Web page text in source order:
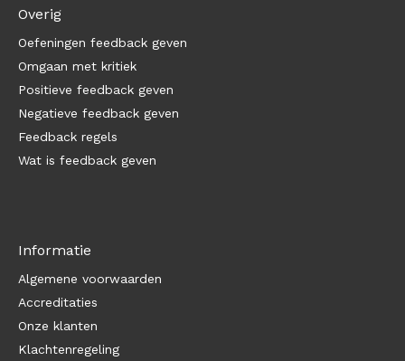
Overig
Oefeningen feedback geven
Omgaan met kritiek
Positieve feedback geven
Negatieve feedback geven
Feedback regels
Wat is feedback geven
Informatie
Algemene voorwaarden
Accreditaties
Onze klanten
Klachtenregeling